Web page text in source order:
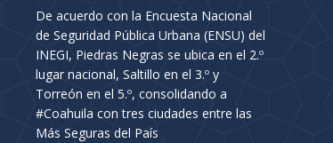
De acuerdo con la Encuesta Nacional
de Seguridad Pública Urbana (ENSU) del
INEGI, Piedras Negras se ubica en el 2.º
lugar nacional, Saltillo en el 3.º y
Torreón en el 5.º, consolidando a
#Coahuila con tres ciudades entre las
Más Seguras del País